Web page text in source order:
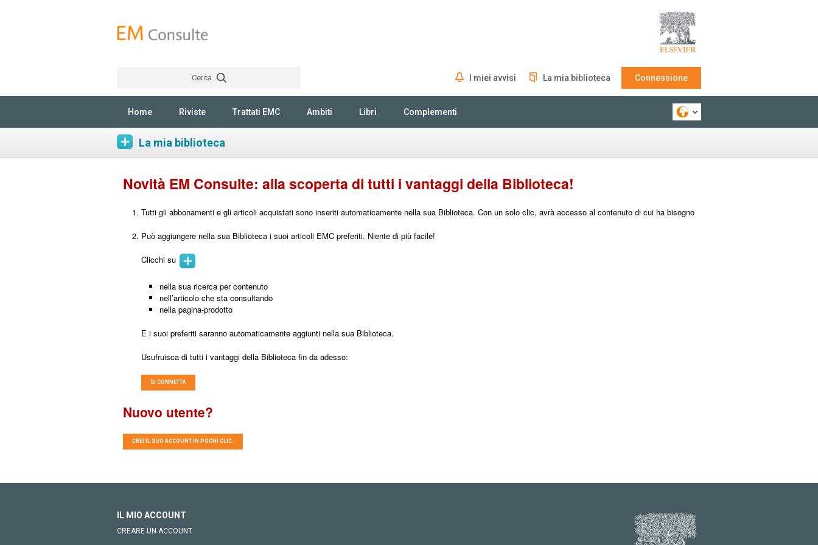
Cerca I miei avvisi La mia biblioteca Connessione
Home Riviste Trattati EMC Ambiti Libri Complementi
La mia biblioteca
Novità EM Consulte: alla scoperta di tutti i vantaggi della Biblioteca!
Tutti gli abbonamenti e gli articoli acquistati sono inseriti automaticamente nella sua Biblioteca. Con un solo clic, avrà accesso al contenuto di cui ha bisogno
Può aggiungere nella sua Biblioteca i suoi articoli EMC preferiti. Niente di più facile!
Clicchi su
nella sua ricerca per contenuto
nell’articolo che sta consultando
nella pagina-prodotto
E i suoi preferiti saranno automaticamente aggiunti nella sua Biblioteca.
Usufruisca di tutti i vantaggi della Biblioteca fin da adesso:
SI CONNETTA
Nuovo utente?
CREI IL SUO ACCOUNT IN POCHI CLIC.
IL MIO ACCOUNT
CREARE UN ACCOUNT